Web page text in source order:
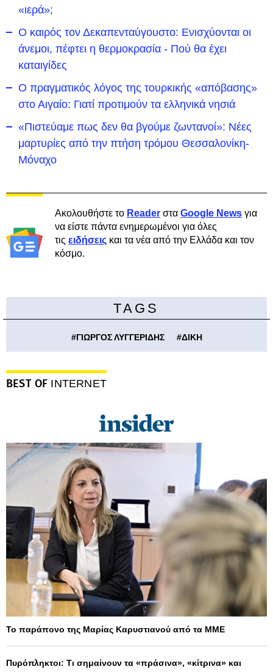
«ιερά»;
Ο καιρός τον Δεκαπενταύγουστο: Ενισχύονται οι
άνεμοι, πέφτει η θερμοκρασία - Πού θα έχει
καταιγίδες
Ο πραγματικός λόγος της τουρκικής «απόβασης»
στο Αιγαίο: Γιατί προτιμούν τα ελληνικά νησιά
«Πιστεύαμε πως δεν θα βγούμε ζωντανοί»: Νέες
μαρτυρίες από την πτήση τρόμου Θεσσαλονίκη-
Μόναχο
Ακολουθήστε το Reader στα Google News για
να είστε πάντα ενημερωμένοι για όλες
τις ειδήσεις και τα νέα από την Ελλάδα και τον
κόσμο.
TAGS
#ΓΙΩΡΓΟΣ ΛΥΓΓΕΡΙΔΗΣ #ΔΙΚΗ
BEST OF INTERNET
Το παράπονο της Μαρίας Καρυστιανού από τα ΜΜΕ
Πυρόπληκτοι: Τι σημαίνουν τα «πράσινα», «κίτρινα» και